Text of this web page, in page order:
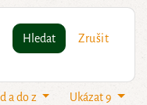
Hledat Zrušit
Ukázat 9
a do z